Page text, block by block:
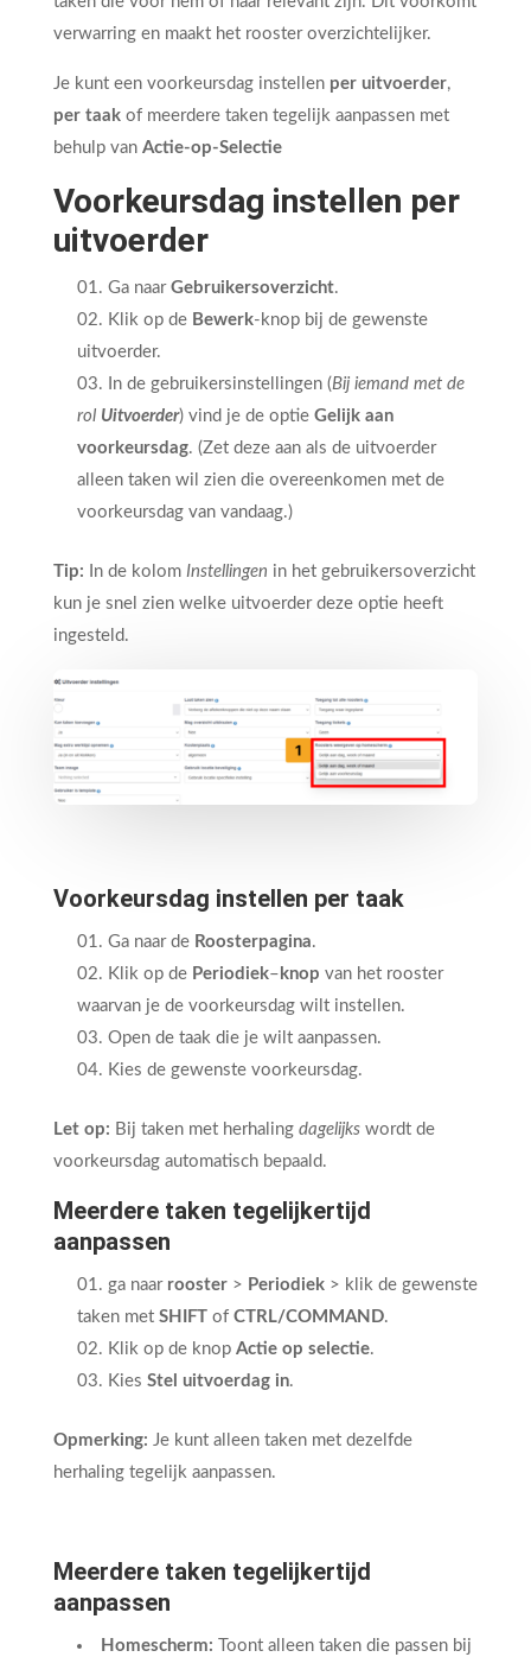
verwarring en maakt het rooster overzichtelijker.
Je kunt een voorkeursdag instellen per uitvoerder,
per taakof meerdere taken tegelijk aanpassen met
behulp van Actie-op-Selectie
Voorkeursdag instellen per
uitvoerder
Ga naar Gebruikersoverzicht.
Klik op de Bewerk-knop bij de gewenste
uitvoerder.
In de gebruikersinstellingen (Bij iemand met de
rol Uitvoerder) vind je de optie Gelijk aan
voorkeursdag. (Zet deze aan als de uitvoerder
alleen taken wil zien die overeenkomen met de
voorkeursdag van vandaag.)
Tip: In de kolom Instellingen in het gebruikersoverzicht
kun je snel zien welke uitvoerder deze optie heeft
ingesteld.
Voorkeursdag instellen per taak
Ga naar de Roosterpagina.
Klik op de Periodiek– knop van het rooster
waarvan je de voorkeursdag wilt instellen.
Open de taak die je wilt aanpassen.
Kies de gewenste voorkeursdag.
Let op: Bij taken met herhaling dagelijkswordt de
voorkeursdag automatisch bepaald.
Meerdere taken tegelijkertijd
aanpassen
ga naar rooster> Periodiek> klik de gewenste
taken met SHIFTof CTRL/COMMAND.
Klik op de knop Actie op selectie.
Kies Stel uitvoerdag in.
Opmerking: Je kunt alleen taken met dezelfde
herhaling tegelijk aanpassen.
Meerdere taken tegelijkertijd
aanpassen
Homescherm: Toont alleen taken die passen bij